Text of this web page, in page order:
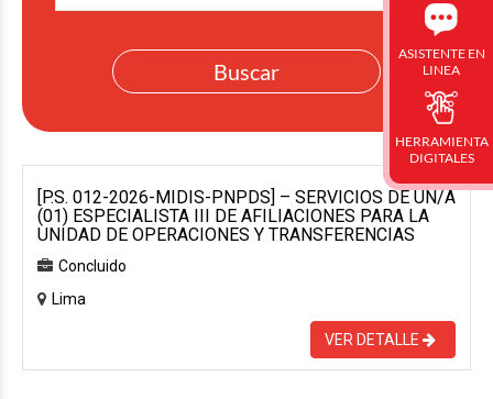
[P.S. 012-2026-MIDIS-PNPDS] – SERVICIOS DE UN/A
(01) ESPECIALISTA III DE AFILIACIONES PARA LA
UNIDAD DE OPERACIONES Y TRANSFERENCIAS
Concluido
Lima
VER DETALLE
ASISTENTE EN
LINEA
HERRAMIENTA
DIGITALES